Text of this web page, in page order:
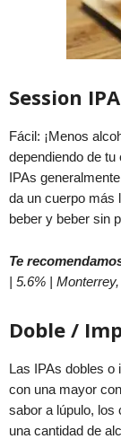
Session IPA
Fácil: ¡Menos
dependiendo de
IPAs
da un cuerpo más
beber y beber sin
Te
| 5.6% |
Doble /
Las IPAs dobles o
con una mayor
sabor a lúpulo, los
una cantidad de